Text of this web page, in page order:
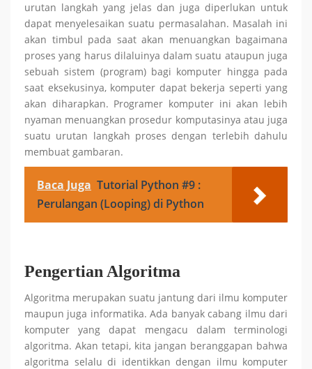
urutan langkah yang jelas dan juga diperlukan untuk
dapat menyelesaikan suatu permasalahan. Masalah ini
akan timbul pada saat akan menuangkan bagaimana
proses yang harus dilaluinya dalam suatu ataupun juga
sebuah sistem (program) bagi komputer hingga pada
saat eksekusinya, komputer dapat bekerja seperti yang
akan diharapkan. Programer komputer ini akan lebih
nyaman menuangkan prosedur komputasinya atau juga
suatu urutan langkah proses dengan terlebih dahulu
membuat gambaran.
Baca Juga Tutorial Python #9 :
Perulangan (Looping) di Python
Pengertian Algoritma
Algoritma merupakan suatu jantung dari ilmu komputer
maupun juga informatika. Ada banyak cabang ilmu dari
komputer yang dapat mengacu dalam terminologi
algoritma. Akan tetapi, kita jangan beranggapan bahwa
algoritma selalu di identikkan dengan ilmu komputer